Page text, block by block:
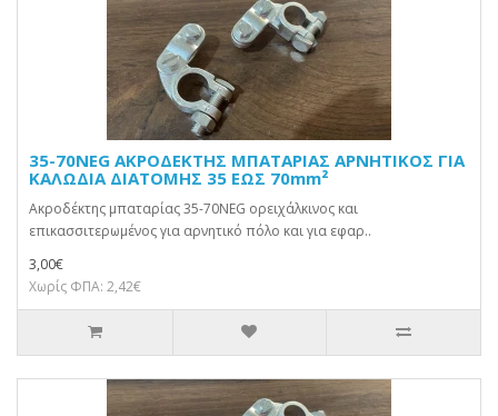
35-70NEG ΑΚΡΟΔΕΚΤΗΣ ΜΠΑΤΑΡΙΑΣ ΑΡΝΗΤΙΚΟΣ ΓΙΑ
ΚΑΛΩΔΙΑ ΔΙΑΤΟΜΗΣ 35 ΕΩΣ 70mm²
Ακροδέκτης μπαταρίας 35-70NEG ορειχάλκινος και
επικασσιτερωμένος για αρνητικό πόλο και για εφαρ..
3,00€
Χωρίς ΦΠΑ: 2,42€